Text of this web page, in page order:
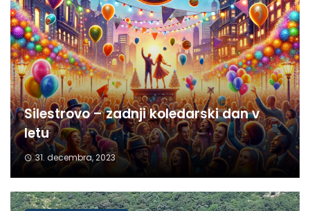
Silestrovo – zadnji koledarski dan v
letu
31. decembra, 2023